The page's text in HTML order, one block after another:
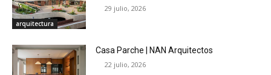
arquitectura
29 julio, 2026
Casa Parche | NAN Arquitectos
22 julio, 2026